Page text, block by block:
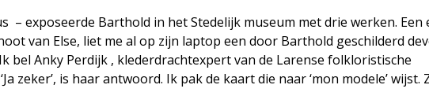
– exposeerde Barthold in het Stedelijk museum met drie werken. Een
van Else, liet me al op zijn laptop een door Barthold geschilderd
bel Anky Perdijk , klederdrachtexpert van de Larense folkloristische
zeker’, is haar antwoord. Ik pak de kaart die naar ‘mon modele’ wijst.